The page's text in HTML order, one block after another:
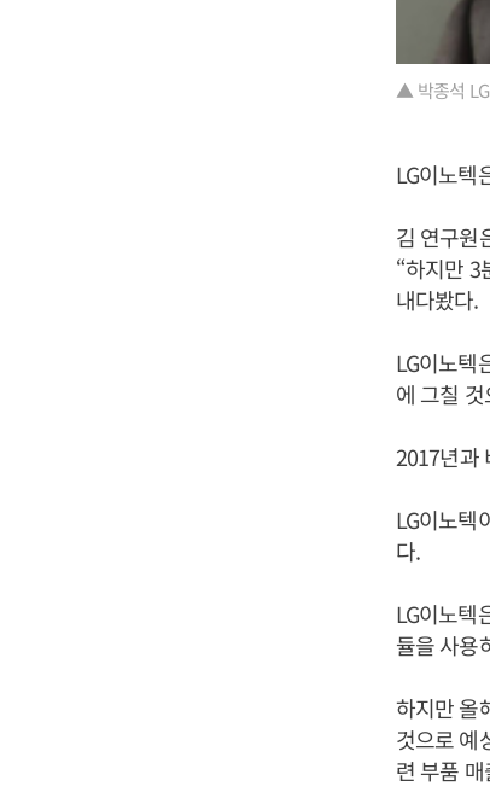
▲ 박종석
LG이노텍
김 연구원
“하지만 3
내다봤다.
LG이노텍
에 그칠
2017년과
LG이노텍
다.
LG이노텍
듈을 사용
하지만 올
것으로 예
련 부품